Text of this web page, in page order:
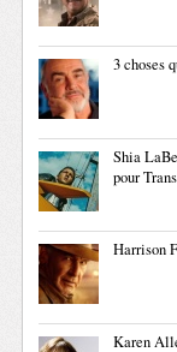
3 choses
Shia
pour
Harrison
Karen